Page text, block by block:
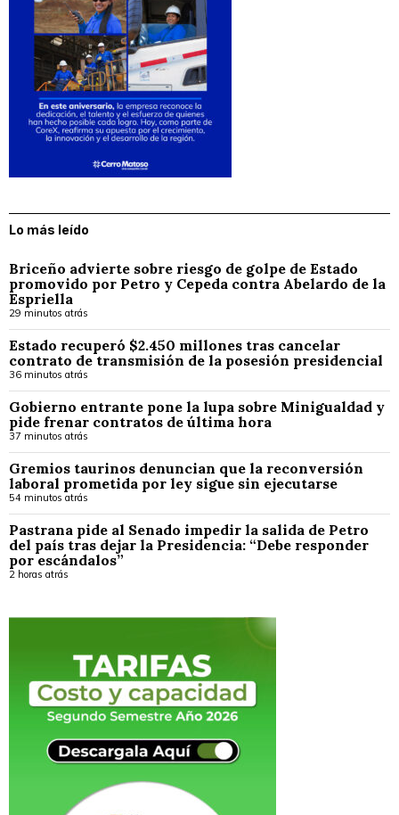
Lo más leído
Briceño advierte sobre riesgo de golpe de Estado
promovido por Petro y Cepeda contra Abelardo de la
Espriella
29 minutos atrás
Estado recuperó $2.450 millones tras cancelar
contrato de transmisión de la posesión presidencial
36 minutos atrás
Gobierno entrante pone la lupa sobre Minigualdad y
pide frenar contratos de última hora
37 minutos atrás
Gremios taurinos denuncian que la reconversión
laboral prometida por ley sigue sin ejecutarse
54 minutos atrás
Pastrana pide al Senado impedir la salida de Petro
del país tras dejar la Presidencia: “Debe responder
por escándalos”
2 horas atrás